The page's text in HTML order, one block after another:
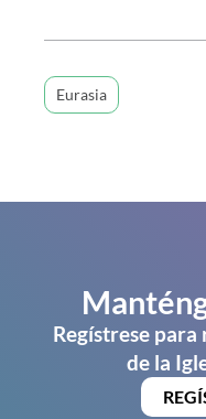
Eurasia
Regístrese
de la